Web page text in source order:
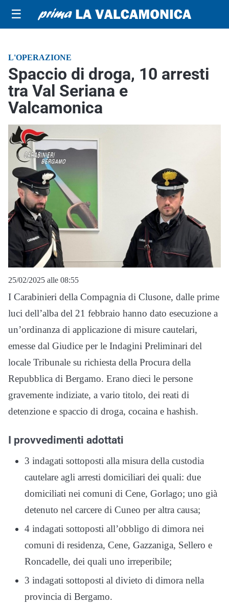
☰
L'OPERAZIONE
Spaccio di droga, 10 arresti
tra Val Seriana e
Valcamonica
25/02/2025 alle 08:55
I Carabinieri della Compagnia di Clusone, dalle prime
luci dell’alba del 21 febbraio hanno dato esecuzione a
un’ordinanza di applicazione di misure cautelari,
emesse dal Giudice per le Indagini Preliminari del
locale Tribunale su richiesta della Procura della
Repubblica di Bergamo. Erano dieci le persone
gravemente indiziate, a vario titolo, dei reati di
detenzione e spaccio di droga, cocaina e hashish.
I provvedimenti adottati
3 indagati sottoposti alla misura della custodia
cautelare agli arresti domiciliari dei quali: due
domiciliati nei comuni di Cene, Gorlago; uno già
detenuto nel carcere di Cuneo per altra causa;
4 indagati sottoposti all’obbligo di dimora nei
comuni di residenza, Cene, Gazzaniga, Sellero e
Roncadelle, dei quali uno irreperibile;
3 indagati sottoposti al divieto di dimora nella
provincia di Bergamo.